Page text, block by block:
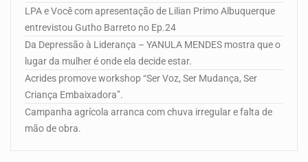
LPA e Você com apresentação de Lilian Primo Albuquerque
entrevistou Gutho Barreto no Ep.24
Da Depressão à Liderança – YANULA MENDES mostra que o
lugar da mulher é onde ela decide estar.
Acrides promove workshop “Ser Voz, Ser Mudança, Ser
Criança Embaixadora”.
Campanha agrícola arranca com chuva irregular e falta de
mão de obra.